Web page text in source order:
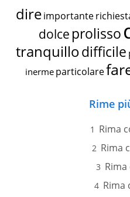
dire importante
dolce prolisso
tranquillodifficile
inerme particolare
Rime
Rima
Rima
Rima
Rima